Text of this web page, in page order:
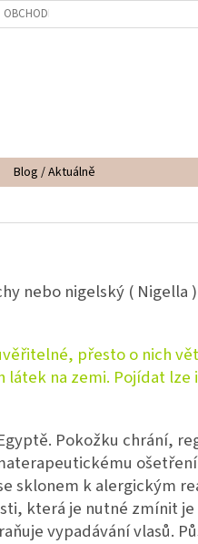
OBCHODNÍ PODMÍNKY
Blog / Aktuálně
nebo nigelský ( Nigella
přesto o nich
na zemi. Pojídat lze
Pokožku chrání,
sklonem k alergickým
která je nutné zmínit je
vypadávání vlasů.